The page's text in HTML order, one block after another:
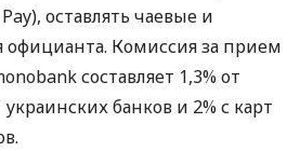
оставлять чаевые и
официанта. Комиссия за прием
составляет 1,3% от
банков и 2% с карт